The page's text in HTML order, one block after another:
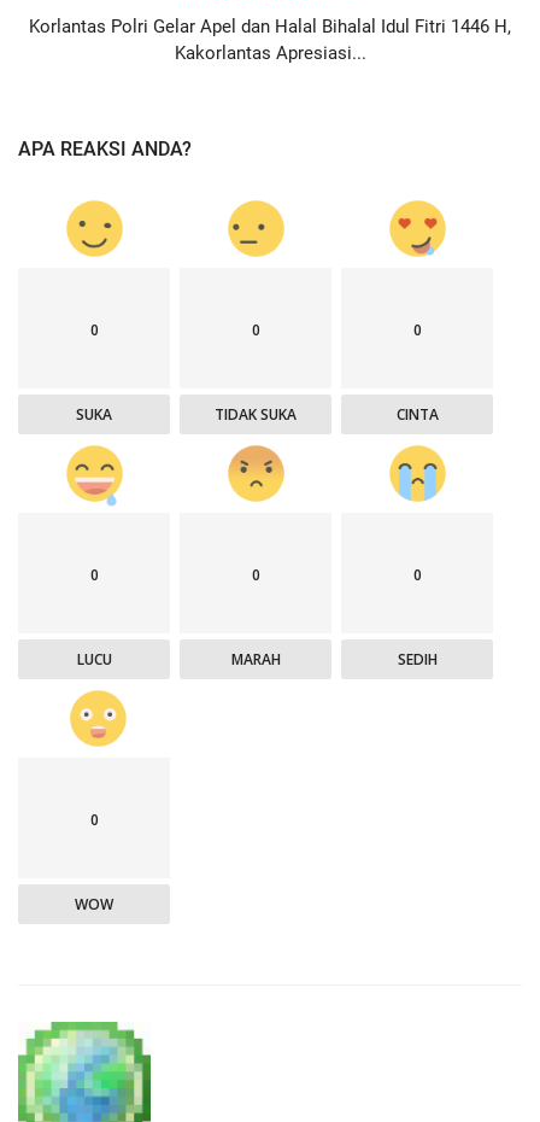
Korlantas Polri Gelar Apel dan Halal Bihalal Idul Fitri 1446 H,
Kakorlantas Apresiasi...
APA REAKSI ANDA?
0
SUKA
0
TIDAK SUKA
0
CINTA
0
LUCU
0
MARAH
0
SEDIH
0
WOW